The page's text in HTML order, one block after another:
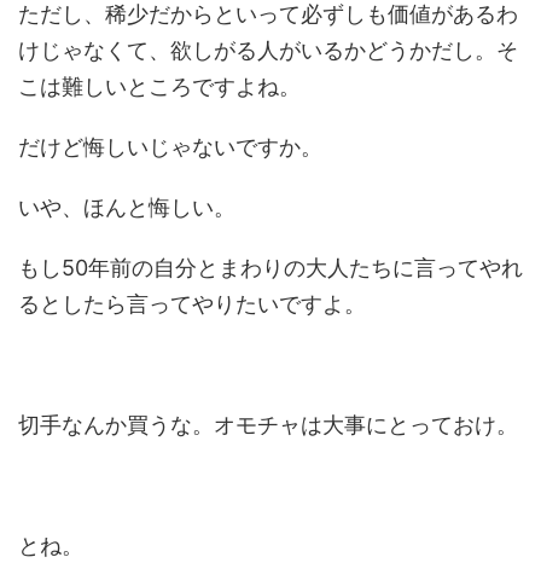
ただし、稀少だからといって必ずしも価値があるわ
けじゃなくて、欲しがる人がいるかどうかだし。そ
こは難しいところですよね。
だけど悔しいじゃないですか。
いや、ほんと悔しい。
もし50年前の自分とまわりの大人たちに言ってやれ
るとしたら言ってやりたいですよ。
切手なんか買うな。オモチャは大事にとっておけ。
とね。